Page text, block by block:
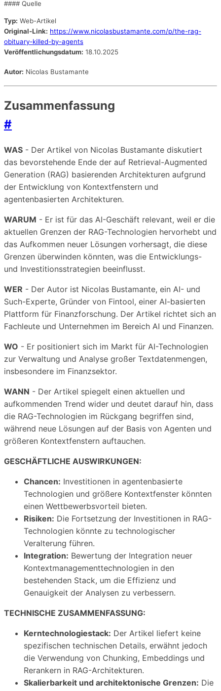
#### Quelle
Typ: Web-Artikel
Original-Link: https://www.nicolasbustamante.com/p/the-rag-
obituary-killed-by-agents
Veröffentlichungsdatum: 18.10.2025
Autor: Nicolas Bustamante
Zusammenfassung
#
WAS - Der Artikel von Nicolas Bustamante diskutiert
das bevorstehende Ende der auf Retrieval-Augmented
Generation (RAG) basierenden Architekturen aufgrund
der Entwicklung von Kontextfenstern und
agentenbasierten Architekturen.
WARUM - Er ist für das AI-Geschäft relevant, weil er die
aktuellen Grenzen der RAG-Technologien hervorhebt und
das Aufkommen neuer Lösungen vorhersagt, die diese
Grenzen überwinden könnten, was die Entwicklungs-
und Investitionsstrategien beeinflusst.
WER - Der Autor ist Nicolas Bustamante, ein AI- und
Such-Experte, Gründer von Fintool, einer AI-basierten
Plattform für Finanzforschung. Der Artikel richtet sich an
Fachleute und Unternehmen im Bereich AI und Finanzen.
WO - Er positioniert sich im Markt für AI-Technologien
zur Verwaltung und Analyse großer Textdatenmengen,
insbesondere im Finanzsektor.
WANN - Der Artikel spiegelt einen aktuellen und
aufkommenden Trend wider und deutet darauf hin, dass
die RAG-Technologien im Rückgang begriffen sind,
während neue Lösungen auf der Basis von Agenten und
größeren Kontextfenstern auftauchen.
GESCHÄFTLICHE AUSWIRKUNGEN:
Chancen: Investitionen in agentenbasierte
Technologien und größere Kontextfenster könnten
einen Wettbewerbsvorteil bieten.
Risiken: Die Fortsetzung der Investitionen in RAG-
Technologien könnte zu technologischer
Veralterung führen.
Integration: Bewertung der Integration neuer
Kontextmanagementtechnologien in den
bestehenden Stack, um die Effizienz und
Genauigkeit der Analysen zu verbessern.
TECHNISCHE ZUSAMMENFASSUNG:
Kerntechnologiestack: Der Artikel liefert keine
spezifischen technischen Details, erwähnt jedoch
die Verwendung von Chunking, Embeddings und
Rerankern in RAG-Architekturen.
Skalierbarkeit und architektonische Grenzen: Die